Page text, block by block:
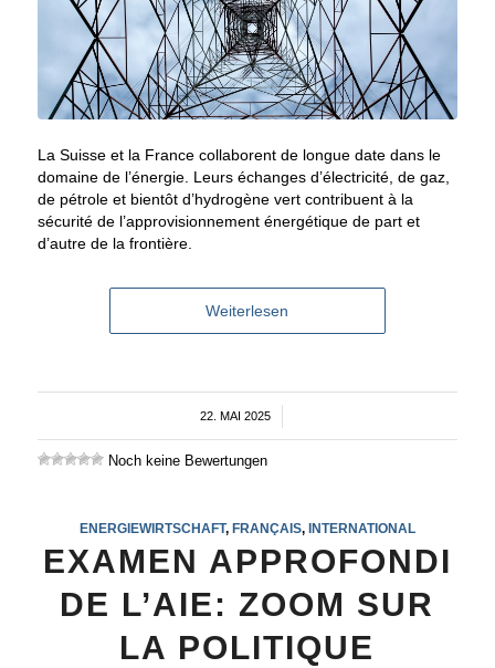
La Suisse et la France collaborent de longue date dans le
domaine de l’énergie. Leurs échanges d’électricité, de gaz,
de pétrole et bientôt d’hydrogène vert contribuent à la
sécurité de l’approvisionnement énergétique de part et
d’autre de la frontière.
Weiterlesen
22. MAI 2025
/
Noch keine Bewertungen
ENERGIEWIRTSCHAFT, FRANÇAIS, INTERNATIONAL
EXAMEN APPROFONDI
DE L’AIE: ZOOM SUR
LA POLITIQUE